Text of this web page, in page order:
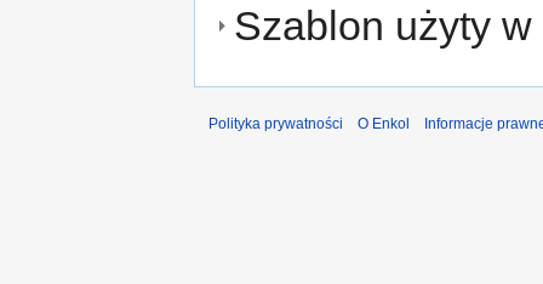
Szablon użyty
Polityka prywatności O Enkol Informacje